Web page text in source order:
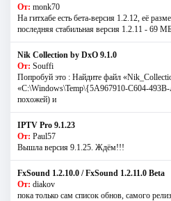
От: monk70
На гитхабе есть бета-версия 1.2.12, её
последняя стабильная версия 1.2.11 - 69
Nik Collection by DxO 9.1.0
От: Souffi
Попробуй это : Найдите файл
«C:\Windows\Temp\{5A967910-C604-
похожей) и
IPTV Pro 9.1.23
От: Paul57
Вышла версия 9.1.25. Ждём!!!
FxSound 1.2.10.0 / FxSound 1.2.11.0 Beta
От: diakov
пока только сам список обнов, самого